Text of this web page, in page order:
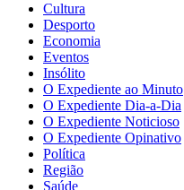
Cultura
Desporto
Economia
Eventos
Insólito
O Expediente ao Minuto
O Expediente Dia-a-Dia
O Expediente Noticioso
O Expediente Opinativo
Política
Região
Saúde